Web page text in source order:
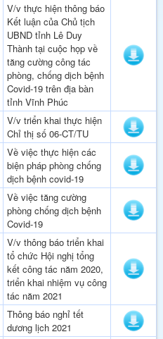
V/v thực hiện thông báo
Kết luận của Chủ tịch
UBND tỉnh Lê Duy
Thành tại cuộc họp về
tăng cường công tác
phòng, chống dịch bệnh
Covid-19 trên địa bàn
tỉnh Vĩnh Phúc
V/v triển khai thực hiện
Chỉ thị số 06-CT/TU
Về việc thực hiện các
biện pháp phòng chống
dịch bệnh covid-19
Về việc tăng cường
phòng chống dịch bệnh
Covid-19
V/v thông báo triển khai
tổ chức Hội nghị tổng
kết công tác năm 2020,
triển khai nhiệm vụ công
tác năm 2021
Thông báo nghỉ tết
dương lịch 2021